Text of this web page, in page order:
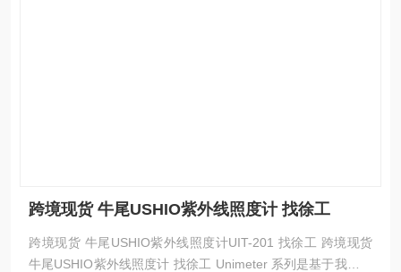
跨境现货 牛尾USHIO紫外线照度计 找徐工
跨境现货 牛尾USHIO紫外线照度计UIT-201 找徐工 跨境现货
牛尾USHIO紫外线照度计 找徐工 Unimeter 系列是基于我们作